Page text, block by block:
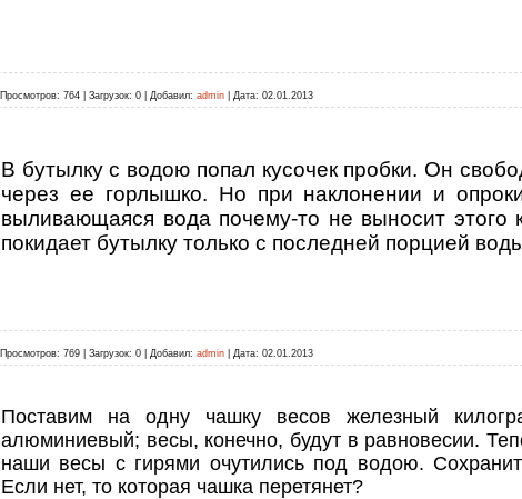
Просмотров: 764 Загрузок: 0 Добавил: admin Дата: 02.01.2013
В бутылку с водою попал кусочек пробки. Он
через ее горлышко. Но при наклонении и
выливающаяся вода почему-то не выносит этого
покидает бутылку только с последней порцией
Просмотров: 769 Загрузок: 0 Добавил: admin Дата: 02.01.2013
Поставим на одну чашку весов железный
алюминиевый; весы, конечно, будут в равновесии.
наши весы с гирями очутились под водою.
Если нет, то которая чашка перетянет?